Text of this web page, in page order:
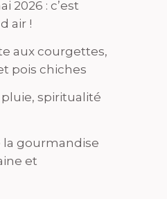
2026 : c’est
air !
aux courgettes,
pois chiches
spiritualité
la gourmandise
et